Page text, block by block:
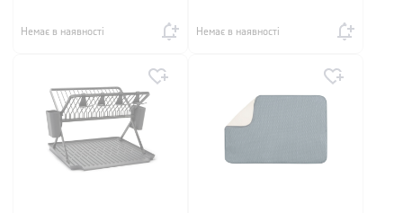
Немає в наявності Немає в наявності